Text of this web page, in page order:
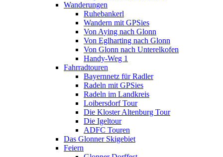
Wanderungen
Ruhebankerl
Wandern mit GPSies
Von Aying nach Glonn
Von Eglharting nach Glonn
Von Glonn nach Unterelkofen
Handy-Weg 1
Fahrradtouren
Bayernnetz für Radler
Radeln mit GPSies
Radeln im Landkreis
Loibersdorf Tour
Die Kloster Altenburg Tour
Die Igeltour
ADFC Touren
Das Glonner Skigebiet
Feiern